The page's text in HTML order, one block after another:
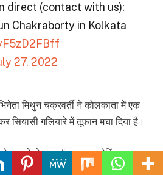
direct (contact with us):
Chakraborty in Kolkata
27, 2022
मिथुन चक्रवर्ती ने कोलकाता में एक
सियासी गलियारे में तूफान मचा दिया है।
हवाले से कहा, “क्या आप ब्रेकिंग न्यूज
विधायकों के हमारे साथ बहुत अच्छे